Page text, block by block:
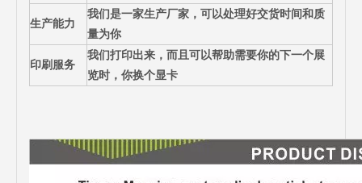
生产能力
我们是一家生产厂家，可以处理好交货时间和质
量为你
印刷服务
我们打印出来，而且可以帮助需要你的下一个展
览时，你换个显卡